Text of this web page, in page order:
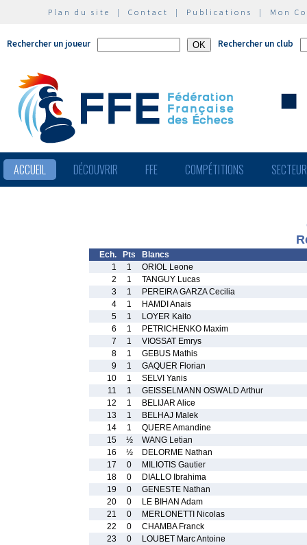
Plan du site | Contact | Publications | Mon
Rechercher un joueur Rechercher un club
ACCUEIL DÉCOUVRIR FFE COMPÉTITIONS
Ech. Pts
Blancs
1
1
ORIOL Leone
2
1
TANGUY Lucas
3
1
PEREIRA GARZA Cecilia
4
1
HAMDI Anais
5
1
LOYER Kaito
6
1
PETRICHENKO Maxim
7
1
VIOSSAT Emrys
8
1
GEBUS Mathis
9
1
GAQUER Florian
10
1
SELVI Yanis
11
1
GEISSELMANN OSWALD Arthur
12
1
BELIJAR Alice
13
1
BELHAJ Malek
14
1
QUERE Amandine
15
½
WANG Letian
16
½
DELORME Nathan
17
0
MILIOTIS Gautier
18
0
DIALLO Ibrahima
19
0
GENESTE Nathan
20
0
LE BIHAN Adam
21
0
MERLONETTI Nicolas
22
0
CHAMBA Franck
23
0
LOUBET Marc Antoine